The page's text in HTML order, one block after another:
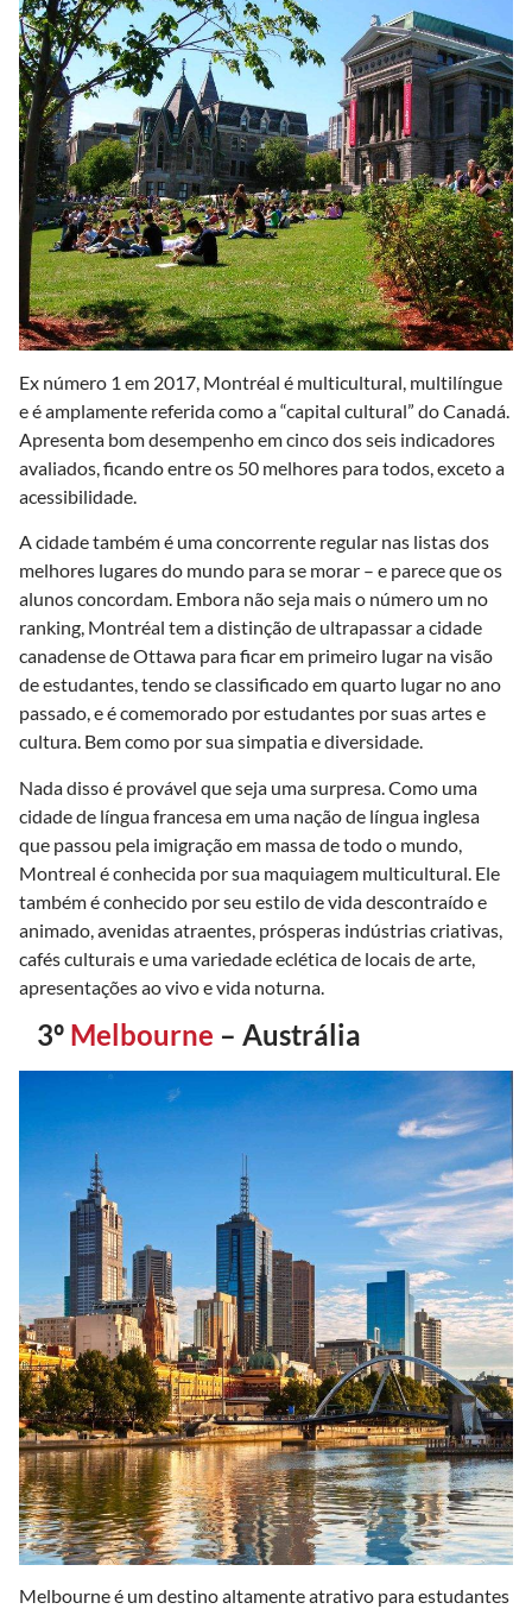
Ex número 1 em 2017, Montréal é multicultural, multilíngue
e é amplamente referida como a “capital cultural” do Canadá.
Apresenta bom desempenho em cinco dos seis indicadores
avaliados, ficando entre os 50 melhores para todos, exceto a
acessibilidade.
A cidade também é uma concorrente regular nas listas dos
melhores lugares do mundo para se morar – e parece que os
alunos concordam. Embora não seja mais o número um no
ranking, Montréal tem a distinção de ultrapassar a cidade
canadense de Ottawa para ficar em primeiro lugar na visão
de estudantes, tendo se classificado em quarto lugar no ano
passado, e é comemorado por estudantes por suas artes e
cultura. Bem como por sua simpatia e diversidade.
Nada disso é provável que seja uma surpresa. Como uma
cidade de língua francesa em uma nação de língua inglesa
que passou pela imigração em massa de todo o mundo,
Montreal é conhecida por sua maquiagem multicultural. Ele
também é conhecido por seu estilo de vida descontraído e
animado, avenidas atraentes, prósperas indústrias criativas,
cafés culturais e uma variedade eclética de locais de arte,
apresentações ao vivo e vida noturna.
3º Melbourne – Austrália
Melbourne é um destino altamente atrativo para estudantes